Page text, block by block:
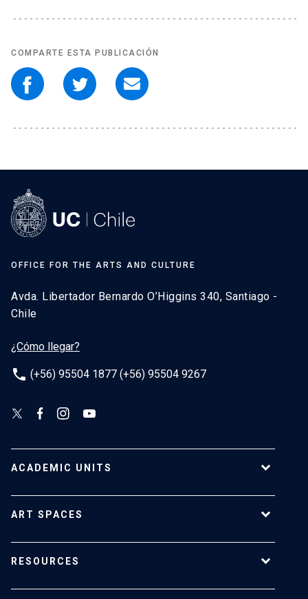
COMPARTE ESTA PUBLICACIÓN
OFFICE FOR THE ARTS AND CULTURE
Avda. Libertador Bernardo O’Higgins 340, Santiago -
Chile
¿Cómo llegar?
phone (+56) 95504 1877 (+56) 95504 9267
ACADEMIC UNITS
School of Design
School of Drama
ART SPACES
Macchina Gallery
RESOURCES